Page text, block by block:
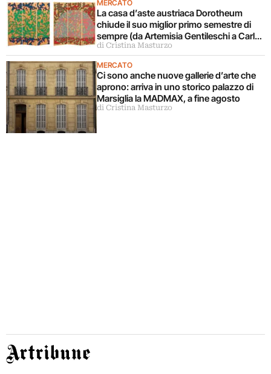
MERCATO
La casa d’aste austriaca Dorotheum
chiude il suo miglior primo semestre di
sempre (da Artemisia Gentileschi a Carla
Accardi)
di Cristina Masturzo
MERCATO
Ci sono anche nuove gallerie d’arte che
aprono: arriva in uno storico palazzo di
Marsiglia la MADMAX, a fine agosto
di Cristina Masturzo
Artribune